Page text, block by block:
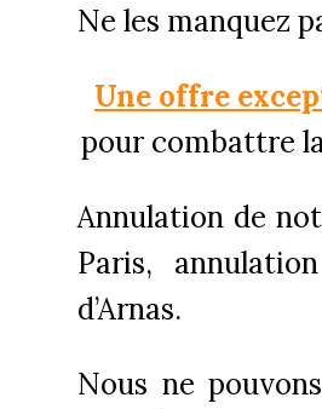
Ne les manquez
Une offre
pour combattre
Annulation de
Paris,
d’Arnas.
Nous ne